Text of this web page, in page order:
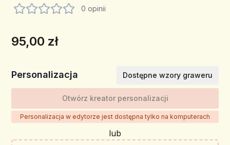
0 opinii
95,00 zł
Personalizacja Dostępne wzory graweru
Otwórz kreator personalizacji
Personalizacja w edytorze jest dostępna tylko na komputerach
lub